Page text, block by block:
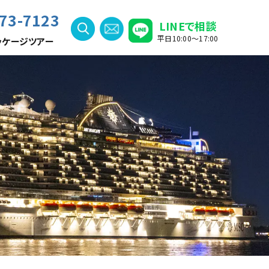
ージツアー
7123 LINEで相談
平日10:00〜17:00